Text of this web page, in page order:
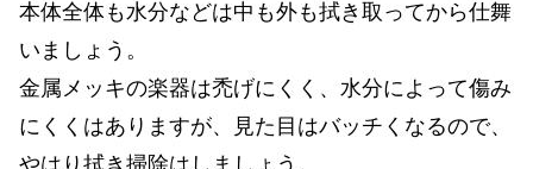
本体全体も水分などは中も外も拭き取ってから仕舞
いましょう。
金属メッキの楽器は禿げにくく、水分によって傷み
にくくはありますが、見た目はバッチくなるので、
やはり拭き掃除はしましょう。